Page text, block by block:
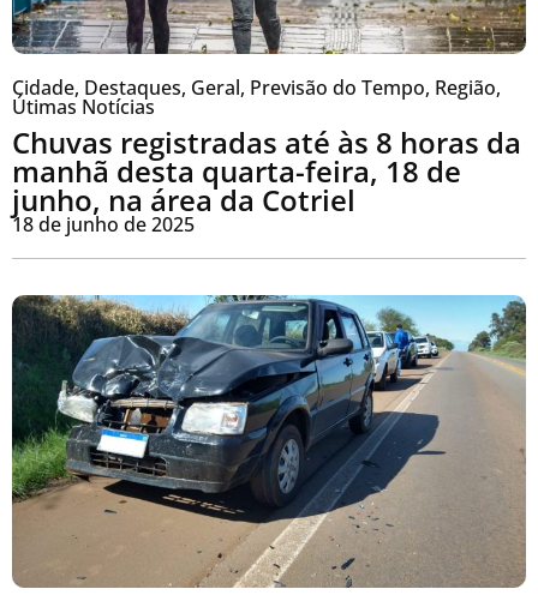
Cidade, Destaques, Geral, Previsão do Tempo, Região,
Útimas Notícias
Chuvas registradas até às 8 horas da
manhã desta quarta-feira, 18 de
junho, na área da Cotriel
18 de junho de 2025